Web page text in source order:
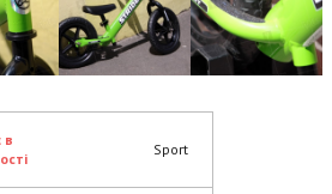
в
Sport